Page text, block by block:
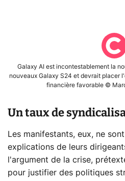
Galaxy AI est incontestablement la
nouveaux Galaxy S24 et devrait placer
financière favorable ©
Un taux de
Les manifestants, eux, ne
explications de leurs
l'argument de la crise,
pour justifier des politiques